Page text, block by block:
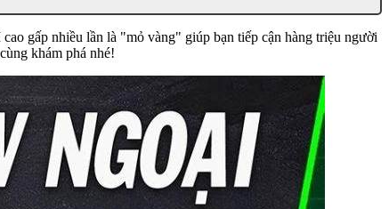
gấp nhiều lần là "mỏ vàng" giúp bạn tiếp cận hàng triệu người
khám phá nhé!